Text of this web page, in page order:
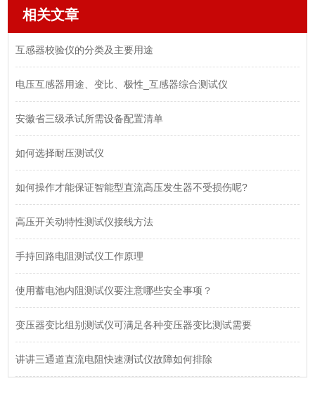
相关文章
互感器校验仪的分类及主要用途
电压互感器用途、变比、极性_互感器综合测试仪
安徽省三级承试所需设备配置清单
如何选择耐压测试仪
如何操作才能保证智能型直流高压发生器不受损伤呢?
高压开关动特性测试仪接线方法
手持回路电阻测试仪工作原理
使用蓄电池内阻测试仪要注意哪些安全事项？
变压器变比组别测试仪可满足各种变压器变比测试需要
讲讲三通道直流电阻快速测试仪故障如何排除